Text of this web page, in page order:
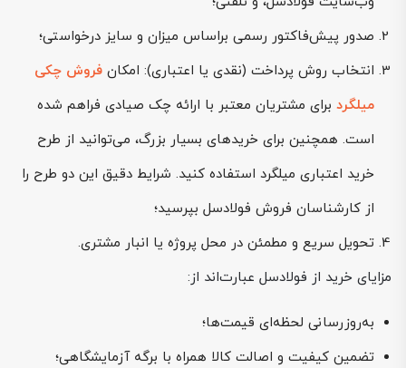
صدور پیش‌فاکتور رسمی براساس میزان و سایز درخواستی؛
انتخاب روش پرداخت (نقدی یا اعتباری): امکان فروش چکی
میلگردبرای مشتریان معتبر با ارائه چک صیادی فراهم شده
است. همچنین برای خریدهای بسیار بزرگ، می‌توانید از طرح
خرید اعتباری میلگرد استفاده کنید. شرایط دقیق این دو طرح را
از کارشناسان فروش فولادسل بپرسید؛
تحویل سریع و مطمئن در محل پروژه یا انبار مشتری.
مزایای خرید از فولادسل عبارت‌اند از:
به‌روزرسانی لحظه‌ای قیمت‌ها؛
تضمین کیفیت و اصالت کالا همراه با برگه آزمایشگاهی؛